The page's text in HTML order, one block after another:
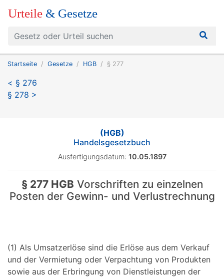
Urteile & Gesetze
Startseite Gesetze HGB § 277
< § 276
§ 278 >
(HGB)
Handelsgesetzbuch
Ausfertigungsdatum: 10.05.1897
§ 277 HGB Vorschriften zu einzelnen
Posten der Gewinn- und Verlustrechnung
(1) Als Umsatzerlöse sind die Erlöse aus dem Verkauf
und der Vermietung oder Verpachtung von Produkten
sowie aus der Erbringung von Dienstleistungen der